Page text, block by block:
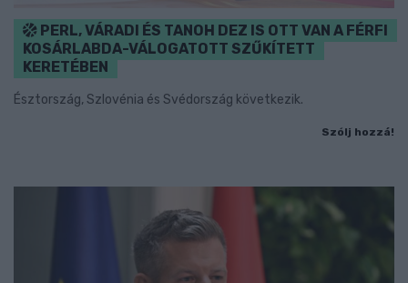
PERL, VÁRADI ÉS TANOH DEZ IS OTT VAN A FÉRFI
KOSÁRLABDA-VÁLOGATOTT SZŰKÍTETT
KERETÉBEN
Észtország, Szlovénia és Svédország következik.
Szólj hozzá!